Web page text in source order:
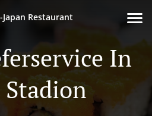
Restaurant
In